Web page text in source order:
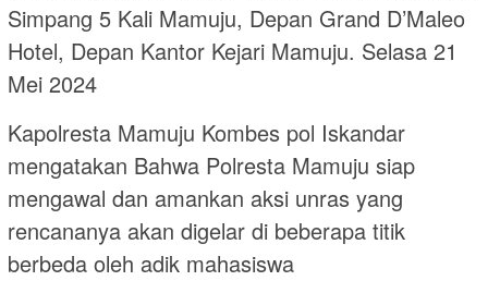
Simpang 5 Kali Mamuju, Depan Grand D’Maleo
Hotel, Depan Kantor Kejari Mamuju. Selasa 21
Mei 2024
Kapolresta Mamuju Kombes pol Iskandar
mengatakan Bahwa Polresta Mamuju siap
mengawal dan amankan aksi unras yang
rencananya akan digelar di beberapa titik
berbeda oleh adik mahasiswa